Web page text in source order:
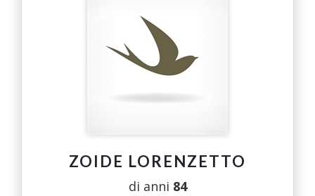
ZOIDE LORENZETTO
di anni 84